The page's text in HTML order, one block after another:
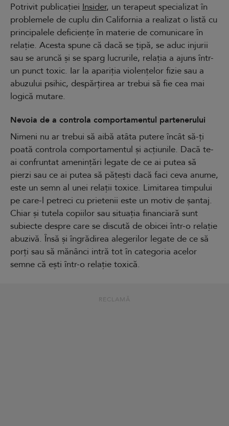
Potrivit publicației Insider, un terapeut specializat în
problemele de cuplu din California a realizat o listă cu
principalele deficiențe în materie de comunicare în
relație. Acesta spune că dacă se țipă, se aduc injurii
sau se aruncă și se sparg lucrurile, relația a ajuns într-
un punct toxic. Iar la apariția violențelor fizie sau a
abuzului psihic, despărțirea ar trebui să fie cea mai
logică mutare.
Nevoia de a controla comportamentul partenerului
Nimeni nu ar trebui să aibă atâta putere încât să-ți
poată controla comportamentul și acțiunile. Dacă te-
ai confruntat amenințări legate de ce ai putea să
pierzi sau ce ai putea să pățești dacă faci ceva anume,
este un semn al unei relații toxice. Limitarea timpului
pe care-l petreci cu prietenii este un motiv de șantaj.
Chiar și tutela copiilor sau situația financiară sunt
subiecte despre care se discută de obicei într-o relație
abuzivă. Însă și îngrădirea alegerilor legate de ce să
porți sau să mănânci intră tot în categoria acelor
semne că ești într-o relație toxică.
RECLAMĂ